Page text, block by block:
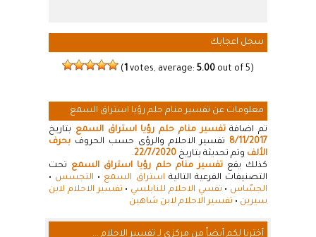
سجل اعجابك
( 1 votes, average: 5.00 out of 5)
معلومات عن تفسير منام حلم رؤيا استراق السمع
تم اضافةتفسير منام حلم رؤيا استراق السمع بتاريخ
8/11/2017 تفسير الاحلام والرؤى حسب الحروف بحرف
الألف وتم تحديثة بتاريخ 22/7/2020
.
كذلك يقعتفسير منام حلم رؤيا استراق السمع تحت
التصنيفات الفرعية التالية استراق السمع • التجسس •
الجسّاس • تفسي الاحلام للنابلسي • تفسير الاحلام لابن
سيرين • تفسير الاحلام لابن شاهين
أخترنا لكم أيضاً من مركزي لـ تفسير الاحلام ...